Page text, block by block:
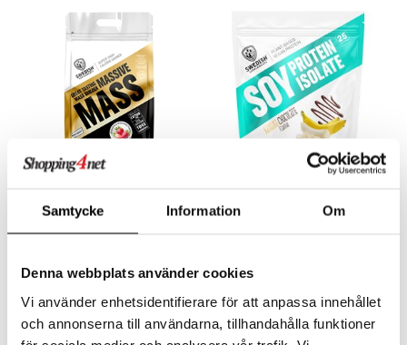
Samtycke Information Om
Denna webbplats använder cookies
Vi använder enhetsidentifierare för att anpassa innehållet
och annonserna till användarna, tillhandahålla funktioner
Milkshake
Banana Chocolate